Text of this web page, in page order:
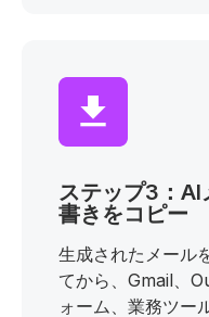
ステップ3：AI
書きをコピー
生成されたメール
てから、Gmail、
ォーム、業務ツー